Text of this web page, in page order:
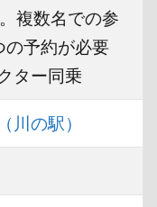
複数名での参
の予約が必要
ター同乗
川の駅）